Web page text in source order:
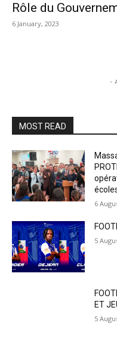
Rôle du
6 January, 2023
-
MOST READ
6
5
ET
5